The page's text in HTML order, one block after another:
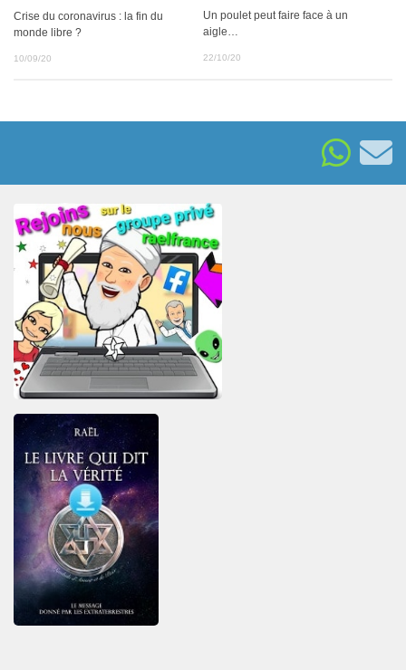
Crise du coronavirus : la fin du
monde libre ?
10/09/20
Un poulet peut faire face à un
aigle…
22/10/20